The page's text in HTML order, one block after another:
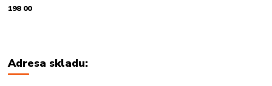
198 00
Adresa skladu: